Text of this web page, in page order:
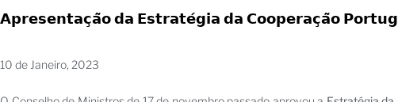
𝗔𝗽𝗿𝗲𝘀𝗲𝗻𝘁𝗮𝗰̧𝗮̃𝗼 𝗱𝗮 𝗘𝘀𝘁𝗿𝗮𝘁𝗲́𝗴𝗶𝗮 𝗱𝗮 𝗖𝗼𝗼𝗽𝗲𝗿𝗮𝗰̧𝗮̃𝗼
10 de Janeiro, 2023